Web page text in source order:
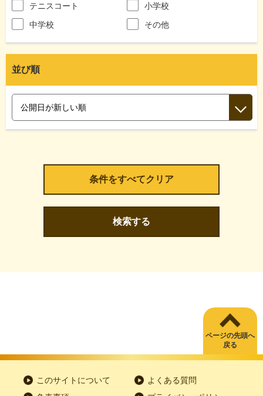
テニスコート
小学校
中学校
その他
並び順
検索する
ページの先頭へ
戻る
このサイトについて
よくある質問